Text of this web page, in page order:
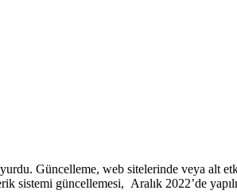
Güncelleme, web sitelerinde veya alt
sistemi güncellemesi, Aralık 2022’de